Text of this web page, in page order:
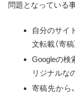
問題となっている
自分のサイ
文転載（寄稿
Googleの検
リジナルな
寄稿先から